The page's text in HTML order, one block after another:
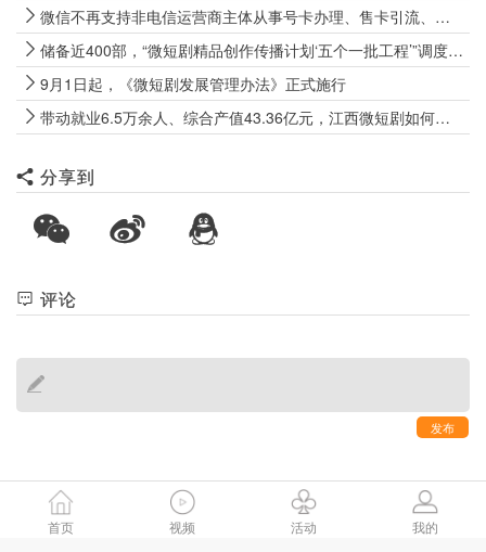
微信不再支持非电信运营商主体从事号卡办理、售卡引流、代办开卡等经营行为
储备近400部，“微短剧精品创作传播计划‘五个一批工程’”调度会召开
9月1日起，《微短剧发展管理办法》正式施行
带动就业6.5万余人、综合产值43.36亿元，江西微短剧如何向上生长？
分享到
评论
发布
首页 视频 活动 我的